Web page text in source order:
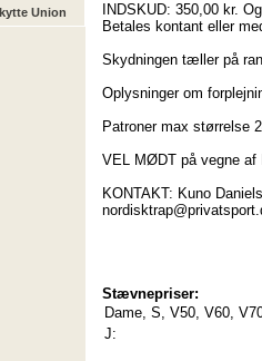
Union
INDSKUD: 350,00 kr.
Betales kontant eller
Skydningen tæller på
Oplysninger om
Patroner max størrelse
VEL MØDT på vegne af
KONTAKT: Kuno
Stævnepriser:
Dame, S, V50, V60,
J: